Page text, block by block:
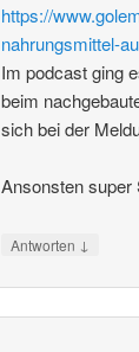
https://
nahrungsmittel-
Im podcast ging
beim
sich bei der
Ansonsten super
Antworten ↓